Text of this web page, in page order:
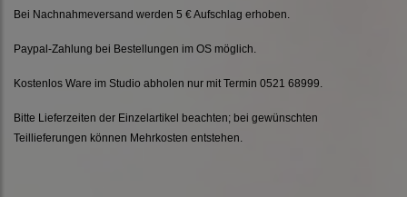
Bei Nachnahmeversand werden 5 € Aufschlag erhoben.
Paypal-Zahlung bei Bestellungen im OS möglich.
Kostenlos Ware im Studio abholen nur mit Termin 0521 68999.
Bitte Lieferzeiten der Einzelartikel beachten; bei gewünschten
Teillieferungen können Mehrkosten entstehen.